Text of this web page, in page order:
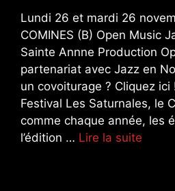
Lundi 26 et mardi 26
COMINES (B) Open Music
Sainte Annne Production
partenariat avec Jazz en
un covoiturage ? Cliquez ici
Festival Les Saturnales, le
comme chaque année, les
l’édition … Lire la suite